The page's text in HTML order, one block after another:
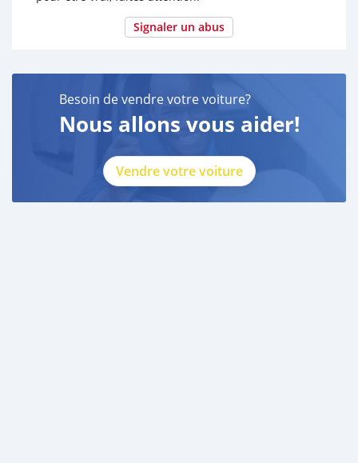
Signaler un abus
Besoin de vendre votre voiture?
Nous allons vous aider!
Vendre votre voiture